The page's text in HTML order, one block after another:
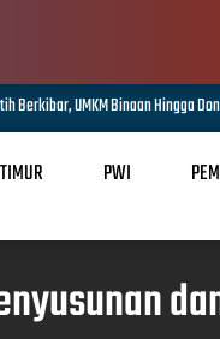
Donor Darah Semarakkan HUT
PWI